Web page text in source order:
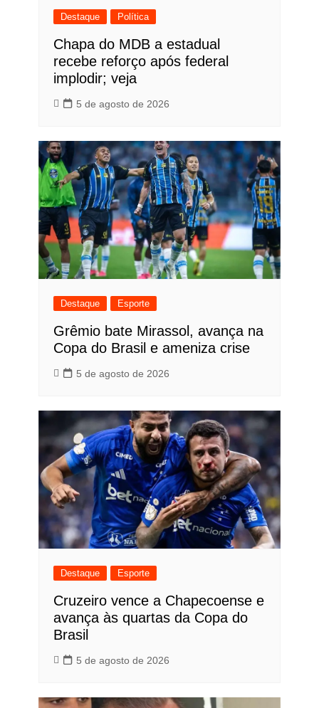
Destaque Política
Chapa do MDB a estadual
recebe reforço após federal
implodir; veja
5 de agosto de 2026
Destaque Esporte
Grêmio bate Mirassol, avança na
Copa do Brasil e ameniza crise
5 de agosto de 2026
Destaque Esporte
Cruzeiro vence a Chapecoense e
avança às quartas da Copa do
Brasil
5 de agosto de 2026